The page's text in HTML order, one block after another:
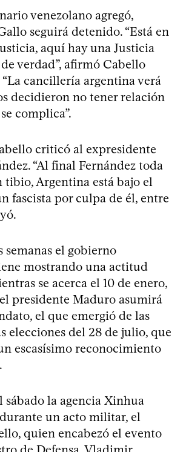
venezolano agregó,
seguirá detenido. “Está en
aquí hay una Justicia
verdad”, afirmó Cabello
cancillería argentina verá
decidieron no tener relación
complica”.
criticó al expresidente
“Al final Fernández toda
tibio, Argentina está bajo el
fascista por culpa de él, entre
semanas el gobierno
mostrando una actitud
se acerca el 10 de enero,
presidente Maduro asumirá
el que emergió de las
elecciones del 28 de julio, que
escasísimo reconocimiento
sábado la agencia Xinhua
un acto militar, el
quien encabezó el evento